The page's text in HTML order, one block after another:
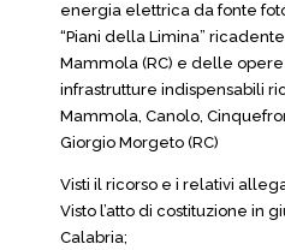
energia elettrica da fonte
“Piani della Limina”
Mammola (RC) e delle
infrastrutture indispensabili
Mammola, Canolo,
Giorgio Morgeto (RC)
Visti il ricorso e i relativi
Visto l’atto di costituzione in
Calabria;